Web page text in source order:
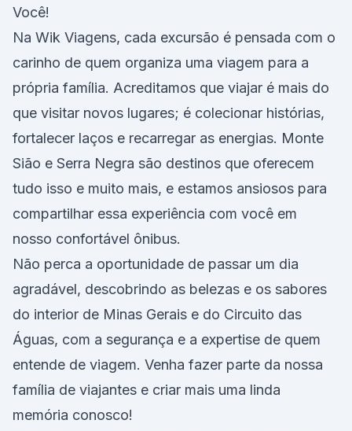
Você!
Na Wik Viagens, cada excursão é pensada com o
carinho de quem organiza uma viagem para a
própria família. Acreditamos que viajar é mais do
que visitar novos lugares; é colecionar histórias,
fortalecer laços e recarregar as energias. Monte
Sião e Serra Negra são destinos que oferecem
tudo isso e muito mais, e estamos ansiosos para
compartilhar essa experiência com você em
nosso confortável ônibus.
Não perca a oportunidade de passar um dia
agradável, descobrindo as belezas e os sabores
do interior de Minas Gerais e do Circuito das
Águas, com a segurança e a expertise de quem
entende de viagem. Venha fazer parte da nossa
família de viajantes e criar mais uma linda
memória conosco!